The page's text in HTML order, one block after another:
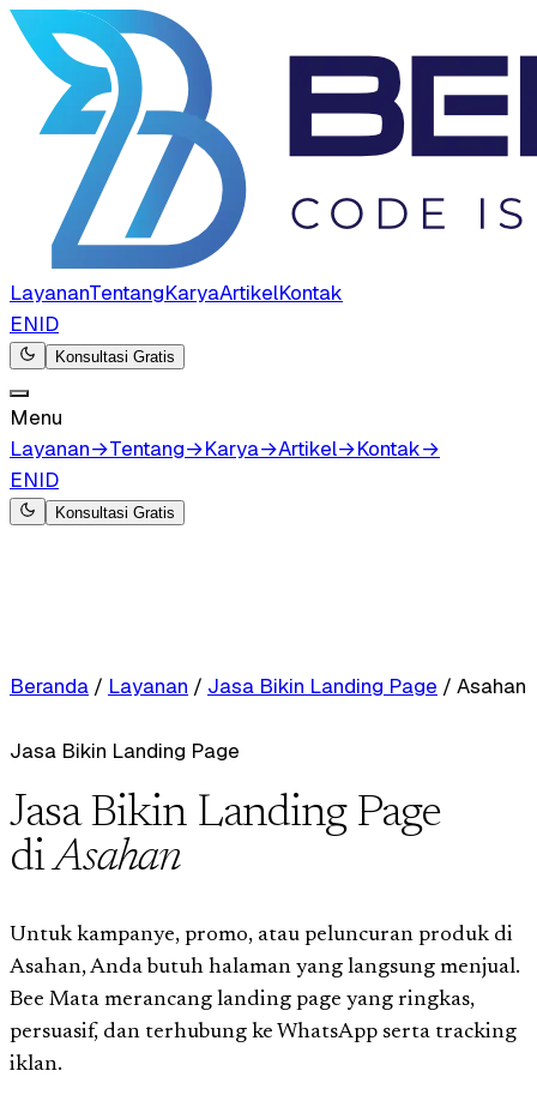
LayananTentangKaryaArtikelKontak
ENID
Konsultasi Gratis
Menu
Layanan→Tentang→Karya→Artikel→Kontak→
ENID
Konsultasi Gratis
Beranda / Layanan / Jasa Bikin Landing Page / Asahan
Jasa Bikin Landing Page
Jasa Bikin Landing Page
diAsahan
Untuk kampanye, promo, atau peluncuran produk di
Asahan, Anda butuh halaman yang langsung menjual.
Bee Mata merancang landing page yang ringkas,
persuasif, dan terhubung ke WhatsApp serta tracking
iklan.